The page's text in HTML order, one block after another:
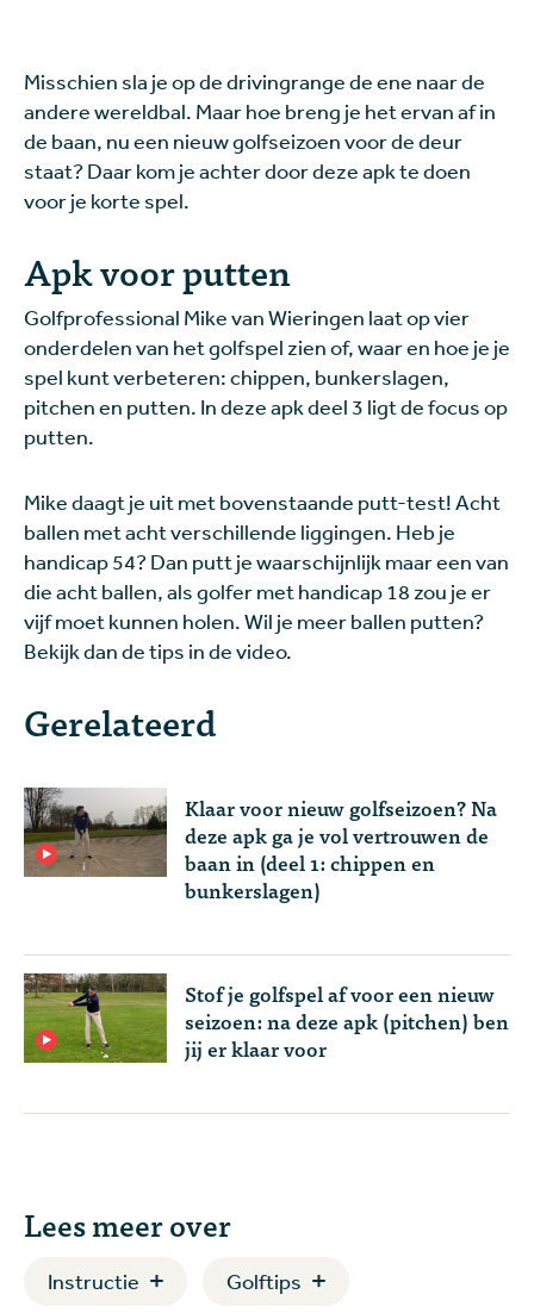
Misschien sla je op de drivingrange de ene naar de
andere wereldbal. Maar hoe breng je het ervan af in
de baan, nu een nieuw golfseizoen voor de deur
staat? Daar kom je achter door deze apk te doen
voor je korte spel.
Apk voor putten
Golfprofessional Mike van Wieringen laat op vier
onderdelen van het golfspel zien of, waar en hoe je je
spel kunt verbeteren: chippen, bunkerslagen,
pitchen en putten. In deze apk deel 3 ligt de focus op
putten.
Mike daagt je uit met bovenstaande putt-test! Acht
ballen met acht verschillende liggingen. Heb je
handicap 54? Dan putt je waarschijnlijk maar een van
die acht ballen, als golfer met handicap 18 zou je er
vijf moet kunnen holen. Wil je meer ballen putten?
Bekijk dan de tips in de video.
Gerelateerd
Klaar voor nieuw golfseizoen? Na
deze apk ga je vol vertrouwen de
baan in (deel 1: chippen en
bunkerslagen)
Stof je golfspel af voor een nieuw
seizoen: na deze apk (pitchen) ben
jij er klaar voor
Lees meer over
Instructie Golftips